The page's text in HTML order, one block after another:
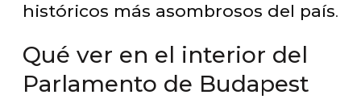
históricos más asombrosos del país.
Qué ver en el interior del
Parlamento de Budapest